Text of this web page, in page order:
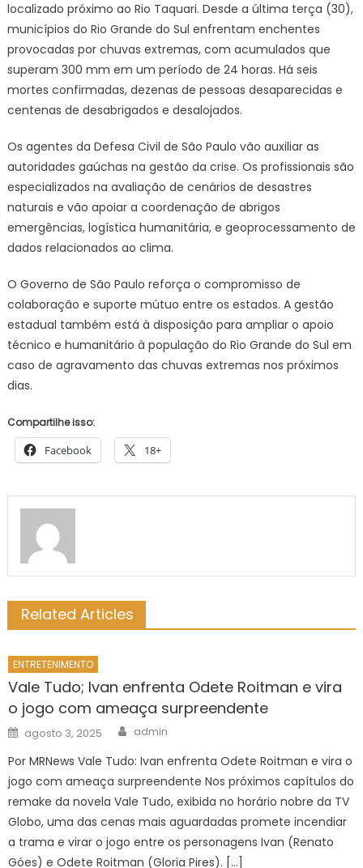
localizado próximo ao Rio Taquari. Desde a última terça (30),
municípios do Rio Grande do Sul enfrentam enchentes
provocadas por chuvas extremas, com acumulados que
superam 300 mm em um período de 24 horas. Há seis
mortes confirmadas, dezenas de pessoas desaparecidas e
centenas de desabrigados e desalojados.
Os agentes da Defesa Civil de São Paulo vão auxiliar as
autoridades gaúchas na gestão da crise. Os profissionais são
especializados na avaliação de cenários de desastres
naturais e vão apoiar a coordenação de abrigos
emergências, logística humanitária, e geoprocessamento de
dados relacionados ao clima.
O Governo de São Paulo reforça o compromisso de
colaboração e suporte mútuo entre os estados. A gestão
estadual também está à disposição para ampliar o apoio
técnico e humanitário à população do Rio Grande do Sul em
caso de agravamento das chuvas extremas nos próximos
dias.
Compartilhe isso:
Facebook 18+
Related Articles
ENTRETENIMENTO
Vale Tudo; Ivan enfrenta Odete Roitman e vira
o jogo com ameaça surpreendente
Posted
on
agosto 3, 2025 Author
admin
Por MRNews Vale Tudo: Ivan enfrenta Odete Roitman e vira o
jogo com ameaça surpreendente Nos próximos capítulos do
remake da novela Vale Tudo, exibida no horário nobre da TV
Globo, uma das cenas mais aguardadas promete incendiar
a trama e virar o jogo entre os personagens Ivan (Renato
Góes) e Odete Roitman (Gloria Pires). […]